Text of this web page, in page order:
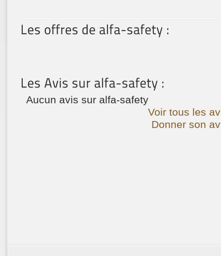
Aucun avis sur alfa-safety
Voir tous les
Donner son